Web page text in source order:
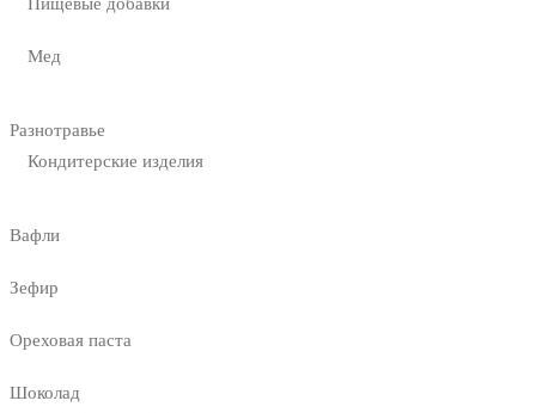
Пищевые добавки
Мед
Разнотравье
Кондитерские изделия
Вафли
Зефир
Ореховая паста
Шоколад